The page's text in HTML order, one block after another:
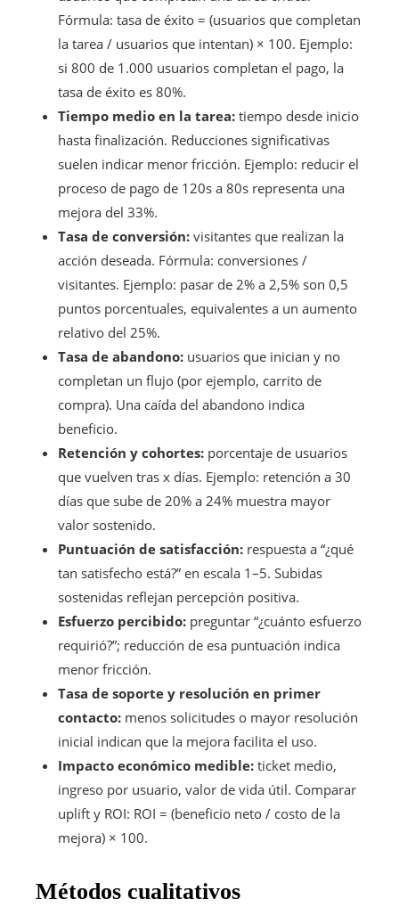
Fórmula: tasa de éxito = (usuarios que completan
la tarea / usuarios que intentan) × 100. Ejemplo:
si 800 de 1.000 usuarios completan el pago, la
tasa de éxito es 80%.
Tiempo medio en la tarea: tiempo desde inicio
hasta finalización. Reducciones significativas
suelen indicar menor fricción. Ejemplo: reducir el
proceso de pago de 120s a 80s representa una
mejora del 33%.
Tasa de conversión: visitantes que realizan la
acción deseada. Fórmula: conversiones /
visitantes. Ejemplo: pasar de 2% a 2,5% son 0,5
puntos porcentuales, equivalentes a un aumento
relativo del 25%.
Tasa de abandono: usuarios que inician y no
completan un flujo (por ejemplo, carrito de
compra). Una caída del abandono indica
beneficio.
Retención y cohortes: porcentaje de usuarios
que vuelven tras x días. Ejemplo: retención a 30
días que sube de 20% a 24% muestra mayor
valor sostenido.
Puntuación de satisfacción: respuesta a “¿qué
tan satisfecho está?” en escala 1–5. Subidas
sostenidas reflejan percepción positiva.
Esfuerzo percibido: preguntar “¿cuánto esfuerzo
requirió?”; reducción de esa puntuación indica
menor fricción.
Tasa de soporte y resolución en primer
contacto: menos solicitudes o mayor resolución
inicial indican que la mejora facilita el uso.
Impacto económico medible: ticket medio,
ingreso por usuario, valor de vida útil. Comparar
uplift y ROI: ROI = (beneficio neto / costo de la
mejora) × 100.
Métodos cualitativos